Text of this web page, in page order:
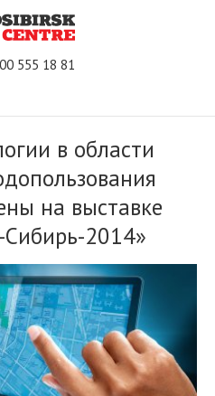
555 18 81
в области
на выставке
2014»